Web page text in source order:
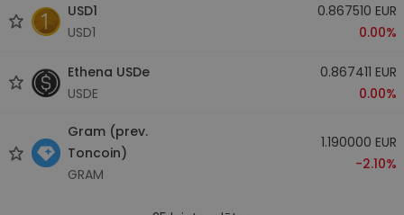
USD1
USD1
0.867510 EUR
0.00%
Ethena USDe
USDE
0.867411 EUR
0.00%
Gram (prev.
Toncoin)
GRAM
1.190000 EUR
-2.10%